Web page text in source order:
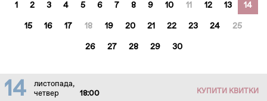
1 2 3 4 5 6 7 8 9 10 11 12 13 14
15 16 17 18 19 20 21 22 23 24 25
26 27 28 29 30
14
листопада,
четвер
18:00 КУПИТИ КВИТКИ